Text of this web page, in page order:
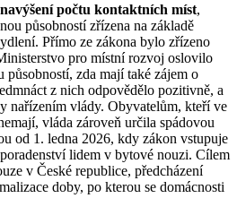
navýšení počtu kontaktních míst,
působností zřízena na základě
Přímo ze zákona bylo zřízeno
pro místní rozvoj oslovilo
zda mají také zájem o
z nich odpovědělo pozitivně, a
nařízením vlády. Obyvatelům, kteří ve
vláda zároveň určila spádovou
od 1. ledna 2026, kdy zákon vstupuje
lidem v bytové nouzi. Cílem
v České republice, předcházení
doby, po kterou se domácnosti